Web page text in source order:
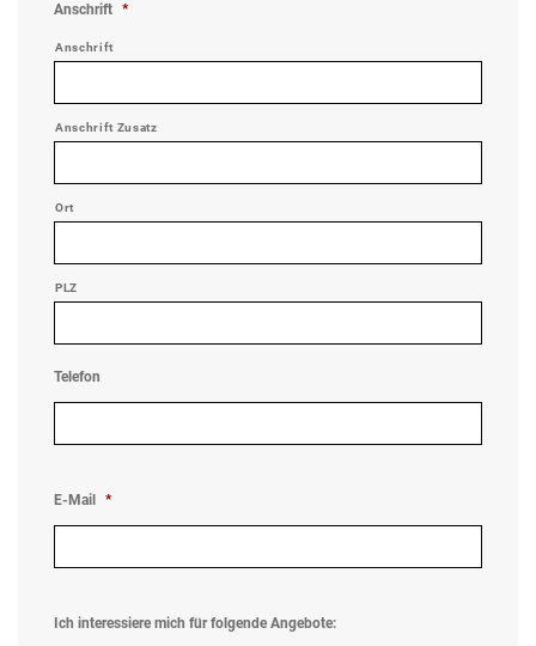
Anschrift *
Anschrift
Anschrift Zusatz
Ort
PLZ
Telefon
E-Mail *
Ich interessiere mich für folgende Angebote: